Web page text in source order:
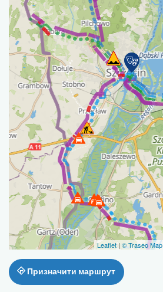
Leaflet| © Traseo Map
Призначити маршрут